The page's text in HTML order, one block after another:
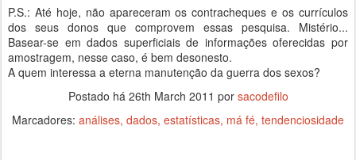
P.S.: Até hoje, não apareceram os contracheques e os currículos
dos seus donos que comprovem essas pesquisa. Mistério...
Basear-se em dados superficiais de informações oferecidas por
amostragem, nesse caso, é bem desonesto.
A quem interessa a eterna manutenção da guerra dos sexos?
Postado há 26th March 2011 por sacodefilo
Marcadores: análises dados estatísticas má fé tendenciosidade